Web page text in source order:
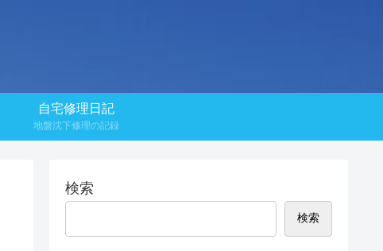
自宅修理日記
地盤沈下修理の記録
検索
検索